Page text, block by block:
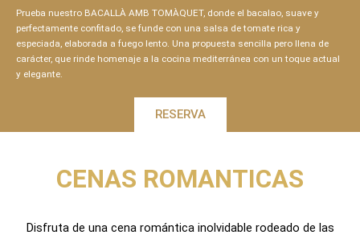
Prueba nuestro BACALLÀ AMB TOMÀQUET, donde el bacalao, suave y
perfectamente confitado, se funde con una salsa de tomate rica y
especiada, elaborada a fuego lento. Una propuesta sencilla pero llena de
carácter, que rinde homenaje a la cocina mediterránea con un toque actual
y elegante.
RESERVA
CENAS ROMANTICAS
Disfruta de una cena romántica inolvidable rodeado de las